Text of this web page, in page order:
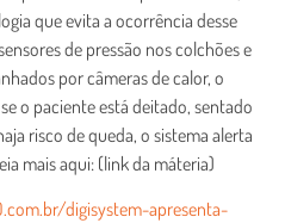
que evita a ocorrência desse
de pressão nos colchões e
por câmeras de calor, o
o paciente está deitado, sentado
risco de queda, o sistema alerta
mais aqui: (link da máteria)
digisystem-apresenta-